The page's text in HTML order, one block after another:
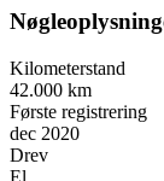
Kilometerstand
42.000 km
Første registrering
dec 2020
Drev
El